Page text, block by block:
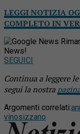
LEGGI NOTIZIA
COMPLETO IN
News!
SEGUICI
Continua a leggere
segui la nostra
Argomenti correlati:
vinosizzano